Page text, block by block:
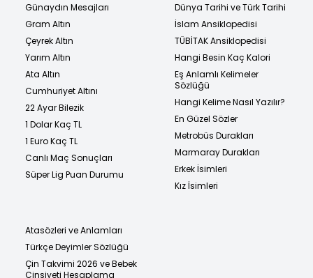
Günaydın Mesajları
Gram Altın
Çeyrek Altın
Yarım Altın
Ata Altın
Cumhuriyet Altını
22 Ayar Bilezik
1 Dolar Kaç TL
1 Euro Kaç TL
Canlı Maç Sonuçları
Süper Lig Puan Durumu
Dünya Tarihi ve Türk Tarihi
İslam Ansiklopedisi
TÜBİTAK Ansiklopedisi
Hangi Besin Kaç Kalori
Eş Anlamlı Kelimeler
Sözlüğü
Hangi Kelime Nasıl Yazılır?
En Güzel Sözler
Metrobüs Durakları
Marmaray Durakları
Erkek İsimleri
Kız İsimleri
Atasözleri ve Anlamları
Türkçe Deyimler Sözlüğü
Çin Takvimi 2026 ve Bebek
Cinsiyeti Hesaplama